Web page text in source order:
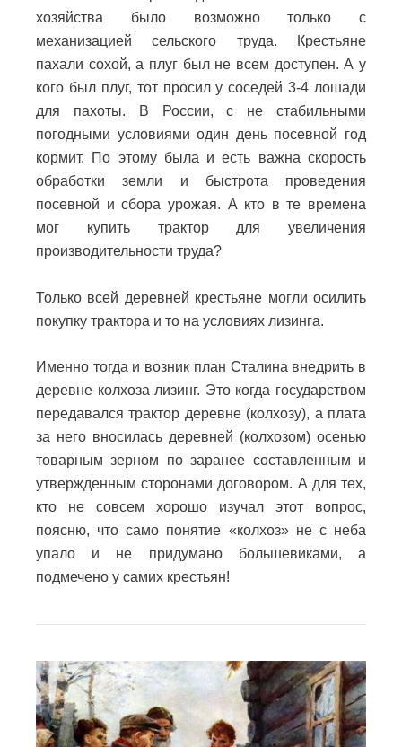
хозяйства было возможно только с
механизацией сельского труда. Крестьяне
пахали сохой, а плуг был не всем доступен. А у
кого был плуг, тот просил у соседей 3-4 лошади
для пахоты. В России, с не стабильными
погодными условиями один день посевной год
кормит. По этому была и есть важна скорость
обработки земли и быстрота проведения
посевной и сбора урожая. А кто в те времена
мог купить трактор для увеличения
производительности труда?
Только всей деревней крестьяне могли осилить
покупку трактора и то на условиях лизинга.
Именно тогда и возник план Сталина внедрить в
деревне колхоза лизинг. Это когда государством
передавался трактор деревне (колхозу), а плата
за него вносилась деревней (колхозом) осенью
товарным зерном по заранее составленным и
утвержденным сторонами договором. А для тех,
кто не совсем хорошо изучал этот вопрос,
поясню, что само понятие «колхоз» не с неба
упало и не придумано большевиками, а
подмечено у самих крестьян!